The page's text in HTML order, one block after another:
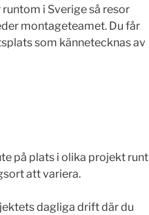
i Sverige så resor
montageteamet. Du får
som kännetecknas av
på plats i olika projekt runt
att variera.
dagliga drift där du